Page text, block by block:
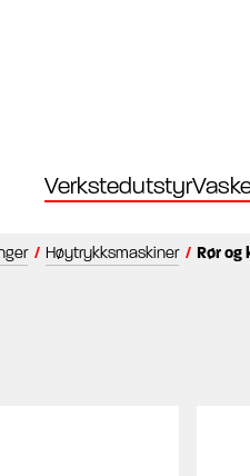
Verkstedutstyr
/ Høytrykksmaskiner / Rør